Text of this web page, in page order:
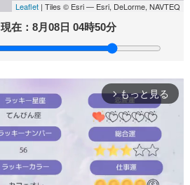
Leaflet | Tiles © Esri — Esri, DeLorme, NAVTEQ
現在：8月08日 04時50分
arrow_forward_ios もっと見る